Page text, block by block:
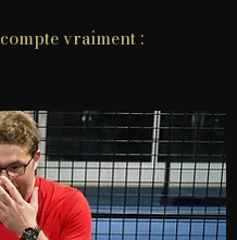
vraiment :